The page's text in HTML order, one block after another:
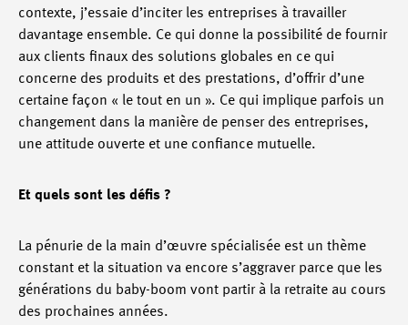
contexte, j’essaie d’inciter les entreprises à travailler
davantage ensemble. Ce qui donne la possibilité de fournir
aux clients finaux des solutions globales en ce qui
concerne des produits et des prestations, d’offrir d’une
certaine façon « le tout en un ». Ce qui implique parfois un
changement dans la manière de penser des entreprises,
une attitude ouverte et une confiance mutuelle.
Et quels sont les défis ?
La pénurie de la main d’œuvre spécialisée est un thème
constant et la situation va encore s’aggraver parce que les
générations du baby-boom vont partir à la retraite au cours
des prochaines années.